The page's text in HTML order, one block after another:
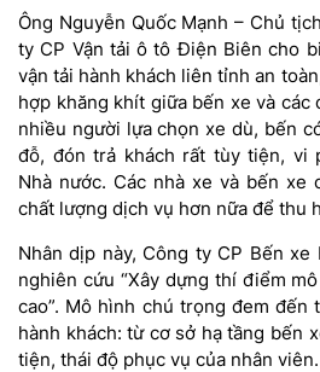
Ông Nguyễn Quốc Mạnh – Chủ
ty CP Vận tải ô tô Điện Biên cho
vận tải hành khách liên tỉnh an
hợp khăng khít giữa bến xe và các
nhiều người lựa chọn xe dù, bến
đỗ, đón trả khách rất tùy tiện, vi
Nhà nước. Các nhà xe và bến xe
chất lượng dịch vụ hơn nữa để thu
Nhân dịp này, Công ty CP Bến
nghiên cứu “Xây dựng thí điểm
cao”. Mô hình chú trọng đem đến
hành khách: từ cơ sở hạ tầng bến
tiện, thái độ phục vụ của nhân viên.